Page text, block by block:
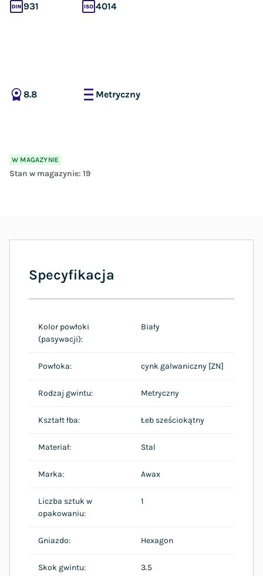
931 4014
8.8 Metryczny
W MAGAZYNIE
Stan w magazynie: 19
Specyfikacja
Kolor powłoki
(pasywacji):
Biały
Powłoka: cynk galwaniczny [ZN]
Rodzaj gwintu: Metryczny
Kształt łba: Łeb sześciokątny
Materiał: Stal
Marka: Awax
Liczba sztuk w
opakowaniu:
1
Gniazdo: Hexagon
Skok gwintu: 3.5